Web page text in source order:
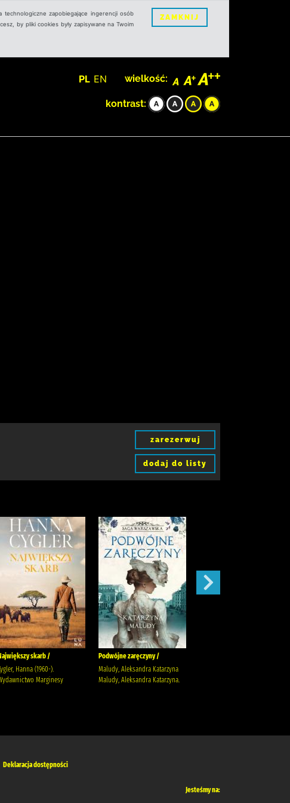
zapobiegające ingerencji osób
by pliki cookies były zapisywane na Twoim
ZAMKNIJ
PL EN wielkość:
kontrast:
zarezerwuj
dodaj do listy
skarb /
Hanna (1960-).
Marginesy
Podwójne zaręczyny /
Maludy, Aleksandra Katarzyna
Maludy, Aleksandra Katarzyna.
Deklaracja dostępności
Jesteśmy na: